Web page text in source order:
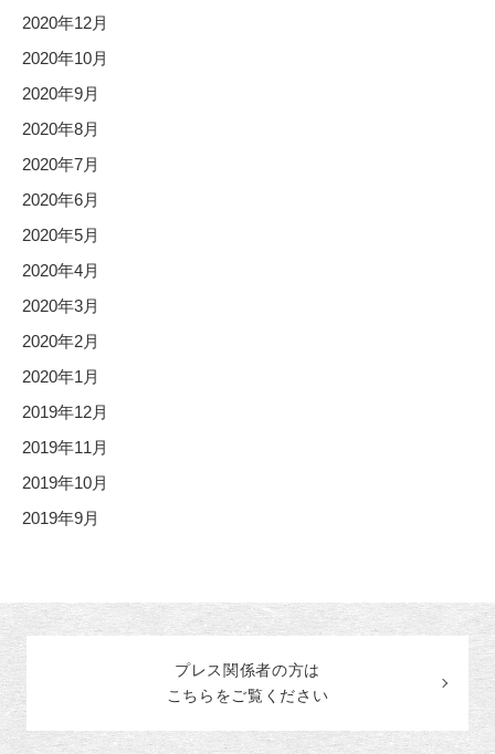
2020年12月
2020年10月
2020年9月
2020年8月
2020年7月
2020年6月
2020年5月
2020年4月
2020年3月
2020年2月
2020年1月
2019年12月
2019年11月
2019年10月
2019年9月
プレス関係者の方は
こちらをご覧ください